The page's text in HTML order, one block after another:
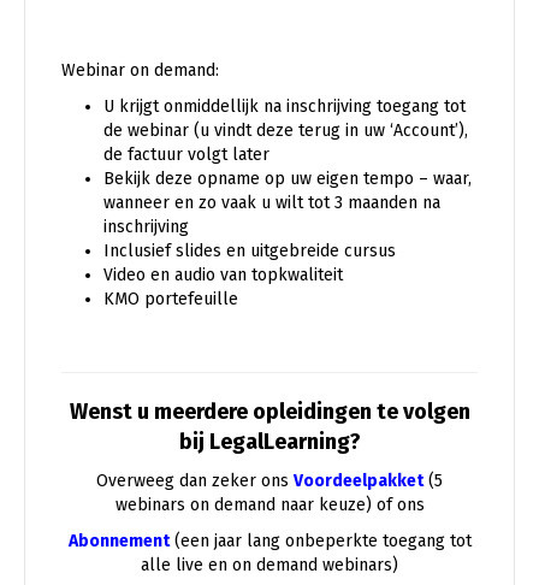
Webinar on demand:
U krijgt onmiddellijk na inschrijving toegang tot
de webinar (u vindt deze terug in uw ‘Account’),
de factuur volgt later
Bekijk deze opname op uw eigen tempo – waar,
wanneer en zo vaak u wilt tot 3 maanden na
inschrijving
Inclusief slides en uitgebreide cursus
Video en audio van topkwaliteit
KMO portefeuille
Wenst u meerdere opleidingen te volgen
bij LegalLearning?
Overweeg dan zeker ons Voordeelpakket(5
webinars on demand naar keuze) of ons
Abonnement(een jaar lang onbeperkte toegang tot
alle live en on demand webinars)